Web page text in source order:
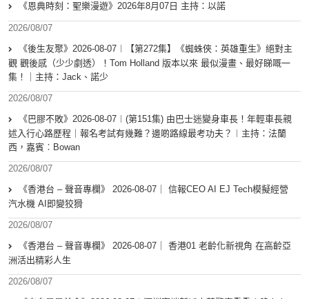
《恩典時刻：聖樂漫遊》2026年8月07日 主持：以諾
2026/08/07
《後生友聚》2026-08-07︱【第272集】《蜘蛛俠：英雄重生》絕對主
觀 觀後感（少少劇透）！Tom Holland 版本以來 最似漫畫、最好睇嘅一
集！｜主持：Jack、諾少
2026/08/07
《巴膠不敗》2026-08-07︱(第151集) 由巴士迷變身車長！年輕車長親
述入行心路歷程｜報名考試有幾難？邊啲路線最考功夫？︱主持：法蘭
西，嘉賓︰Bowan
2026/08/07
《香港台 – 聲音專欄》 2026-08-07｜ 信報CEO AI EJ Tech模擬經營
汽水機 AI即變狡猾
2026/08/07
《香港台 – 聲音專欄》 2026-08-07｜ 香港01 老齡化新視角 在高齡亞
洲活出精彩人生
2026/08/07